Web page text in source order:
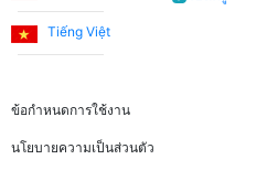
ฉันเริ่มเรียนภาษาอังกฤษจากศูน
ไม่ต้องมีการสนับสนุนภาษาอังก
เรียนอย่างสม่ำเสมอและต้องกา
Tiếng Việt
ข้อกำหนดการใช้งาน
นโยบายความเป็นส่วนตัว